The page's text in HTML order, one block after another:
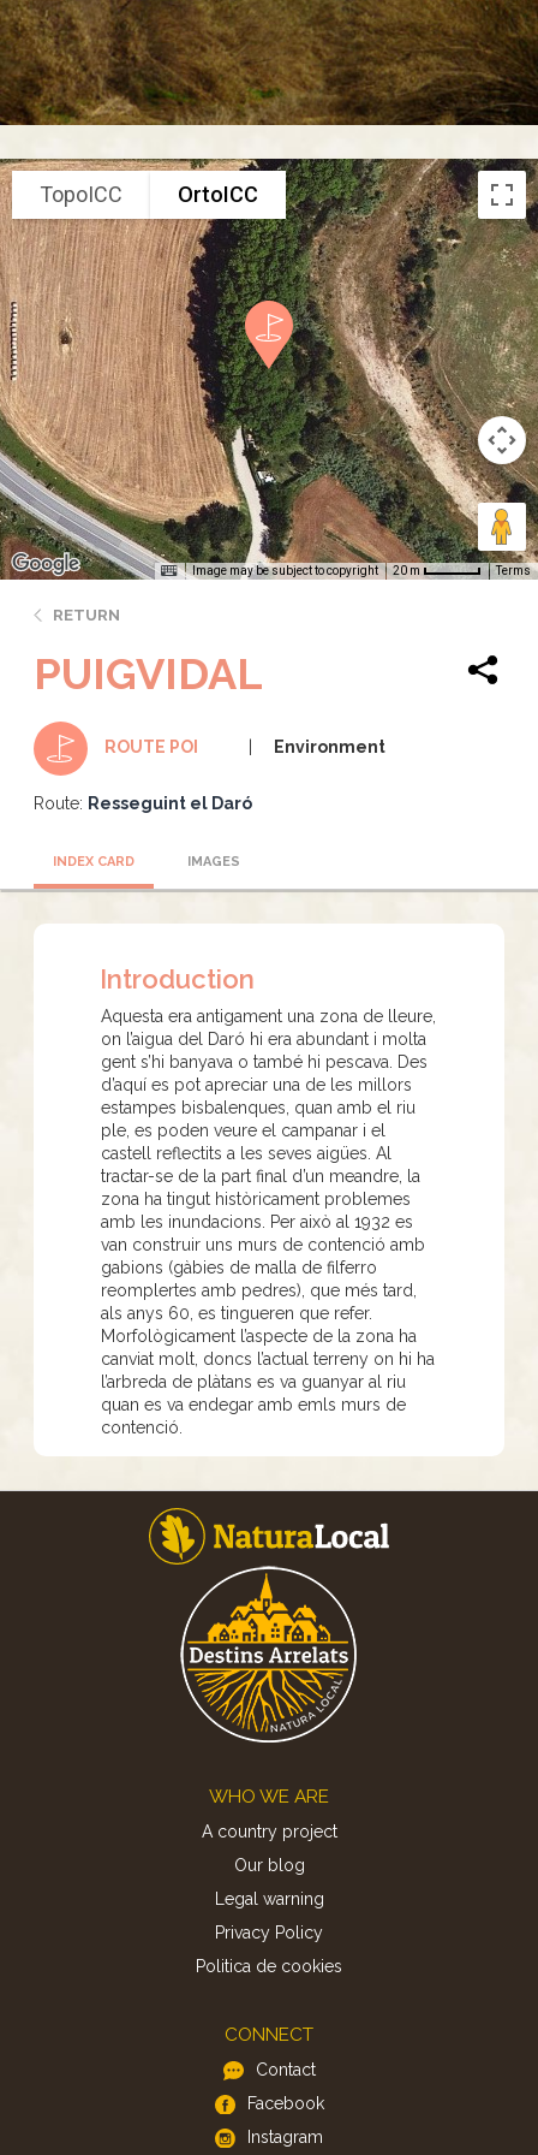
TopoICC OrtoICC
Image may be subject to copyright 20 m Terms
RETURN
PUIGVIDAL
ROUTE POI Environment
Route: Resseguint el Daró
INDEX CARD IMAGES
Introduction
Aquesta era antigament una zona de lleure,
on l’aigua del Daró hi era abundant i molta
gent s’hi banyava o també hi pescava. Des
d’aquí es pot apreciar una de les millors
estampes bisbalenques, quan amb el riu
ple, es poden veure el campanar i el
castell reflectits a les seves aigües. Al
tractar-se de la part final d’un meandre, la
zona ha tingut històricament problemes
amb les inundacions. Per això al 1932 es
van construir uns murs de contenció amb
gabions (gàbies de malla de filferro
reomplertes amb pedres), que més tard,
als anys 60, es tingueren que refer.
Morfològicament l’aspecte de la zona ha
canviat molt, doncs l’actual terreny on hi ha
l’arbreda de plàtans es va guanyar al riu
quan es va endegar amb emls murs de
contenció.
WHO WE ARE
A country project
Our blog
Legal warning
Privacy Policy
Politica de cookies
CONNECT
Contact
Facebook
Instagram